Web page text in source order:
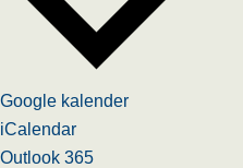
Google kalender
iCalendar
Outlook 365